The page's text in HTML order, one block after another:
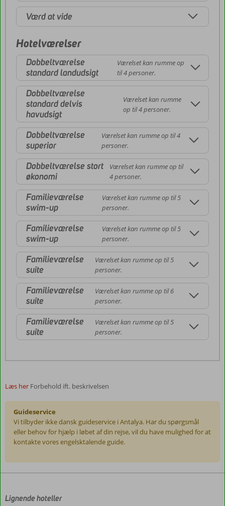
Værd at vide
Hotelværelser
Dobbeltværelse
standard landudsigt
Værelset kan rumme op
til 4 personer.
Dobbeltværelse
standard delvis
havudsigt
Værelset kan rumme
op til 4 personer.
Dobbeltværelse
superior
Værelset kan rumme op til 4
personer.
Dobbeltværelse stort
økonomi
Værelset kan rumme op til
4 personer.
Familieværelse
swim-up
Værelset kan rumme op til 5
personer.
Familieværelse
swim-up
Værelset kan rumme op til 5
personer.
Familieværelse
suite
Værelset kan rumme op til 5
personer.
Familieværelse
suite
Værelset kan rumme op til 6
personer.
Familieværelse
suite
Værelset kan rumme op til 5
personer.
Læs her Forbehold ift. beskrivelsen
Guideservice
Vi tilbyder ikke dansk guideservice i Antalya. Har du spørgsmål
eller behov for hjælp i løbet af din rejse, vil du have mulighed for at
kontakte vores engelsktalende guide.
af
Lignende hoteller